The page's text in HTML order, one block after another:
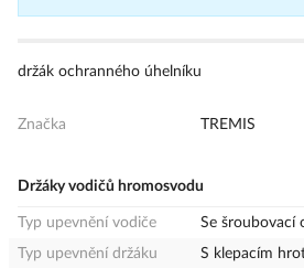
držák ochranného úhelníku
Značka TREMIS
Držáky vodičů hromosvodu
Typ upevnění vodiče
Se šroubovací
Typ upevnění držáku
S klepacím